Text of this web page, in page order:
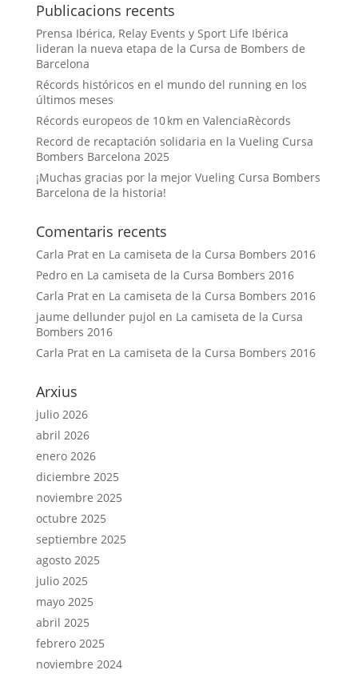
Publicacions recents
Prensa Ibérica, Relay Events y Sport Life Ibérica
lideran la nueva etapa de la Cursa de Bombers de
Barcelona
Récords históricos en el mundo del running en los
últimos meses
Récords europeos de 10 km en ValenciaRècords
Record de recaptación solidaria en la Vueling Cursa
Bombers Barcelona 2025
¡Muchas gracias por la mejor Vueling Cursa Bombers
Barcelona de la historia!
Comentaris recents
Carla Praten La camiseta de la Cursa Bombers 2016
Pedroen La camiseta de la Cursa Bombers 2016
Carla Praten La camiseta de la Cursa Bombers 2016
jaume dellunder pujol en La camiseta de la Cursa
Bombers 2016
Carla Praten La camiseta de la Cursa Bombers 2016
Arxius
julio 2026
abril 2026
enero 2026
diciembre 2025
noviembre 2025
octubre 2025
septiembre 2025
agosto 2025
julio 2025
mayo 2025
abril 2025
febrero 2025
noviembre 2024